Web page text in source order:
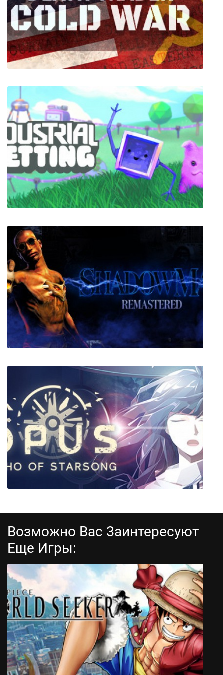
112 Operator
Death Trader: Cold War
Industrial Petting
Shadow Man Remastered
OPUS: Echo of Starsong
Возможно Вас Заинтересуют
Еще Игры: